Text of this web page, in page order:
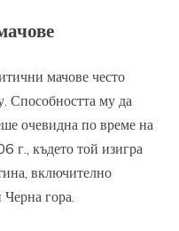
мачове често
Способността му да
очевидна по време на
г., където той изигра
включително
гора.